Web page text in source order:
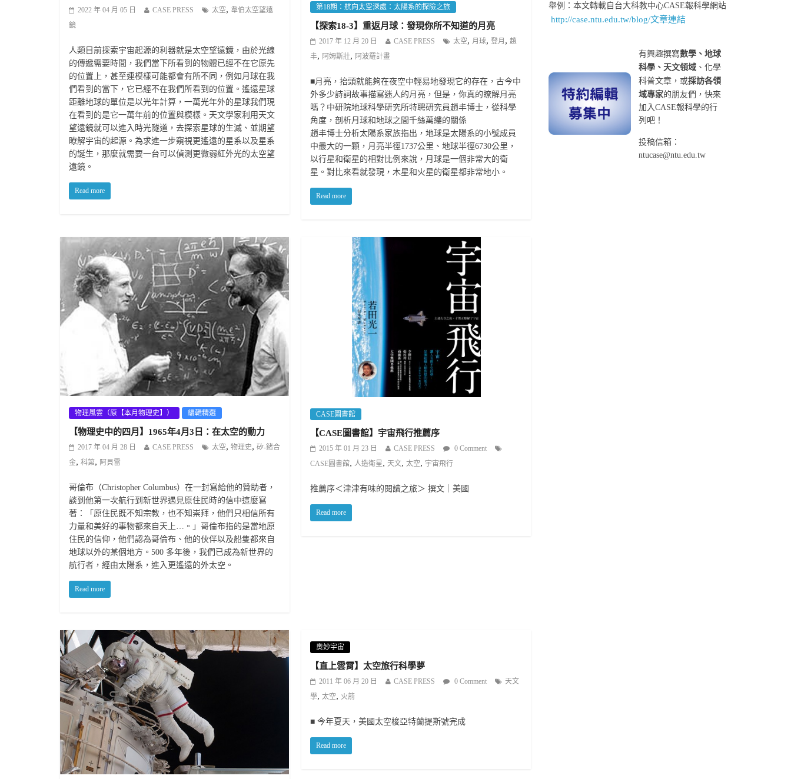
2022 年 04 月 05 日 CASE PRESS 太空, 韋伯太空望遠
鏡
人類目前探索宇宙起源的利器就是太空望遠鏡，由於光線
的傳遞需要時間，我們當下所看到的物體已經不在它原先
的位置上，甚至連模樣可能都會有所不同，例如月球在我
們看到的當下，它已經不在我們所看到的位置。遙遠星球
距離地球的單位是以光年計算，一萬光年外的星球我們現
在看到的是它一萬年前的位置與模樣。天文學家利用天文
望遠鏡就可以進入時光隧道，去探索星球的生滅、並期望
瞭解宇宙的起源。為求進一步窺視更遙遠的星系以及星系
的誕生，那麼就需要一台可以偵測更微弱紅外光的太空望
遠鏡。
Read more
第18期：航向太空深處：太陽系的探險之旅
【探索18-3】重返月球：發現你所不知道的月亮
2017 年 12 月 20 日 CASE PRESS 太空, 月球,登月 ,趙
丰, 阿姆斯壯, 阿波羅計畫
■月亮，抬頭就能夠在夜空中輕易地發現它的存在，古今中
外多少詩詞故事描寫迷人的月亮，但是，你真的瞭解月亮
嗎？中研院地球科學研究所特聘研究員趙丰博士，從科學
角度，剖析月球和地球之間千絲萬縷的關係
趙丰博士分析太陽系家族指出，地球是太陽系的小號成員
中最大的一顆，月亮半徑1737公里、地球半徑6730公里，
以行星和衛星的相對比例來說，月球是一個非常大的衛
星。對比來看就發現，木星和火星的衛星都非常地小。
Read more
物理風雲（原【本月物理史】） 編輯精選
【物理史中的四月】1965年4月3日：在太空的動力
2017 年 04 月 28 日 CASE PRESS 太空, 物理史, 矽-鍺合
金, 科第, 阿貝雷
哥倫布（Christopher Columbus）在一封寫給他的贊助者，
談到他第一次航行到新世界遇見原住民時的信中這麼寫
著：「原住民既不知宗教，也不知崇拜，他們只相信所有
力量和美好的事物都來自天上…。」哥倫布指的是當地原
住民的信仰，他們認為哥倫布、他的伙伴以及船隻都來自
地球以外的某個地方。500 多年後，我們已成為新世界的
航行者，經由太陽系，進入更遙遠的外太空。
Read more
CASE圖書館
【CASE圖書館】宇宙飛行推薦序
2015 年 01 月 23 日 CASE PRESS
0 Comment
CASE圖書館, 人造衛星, 天文,太空, 宇宙飛行
推薦序＜津津有味的閱讀之旅＞ 撰文｜美國
Read more
奧妙宇宙
【直上雲霄】太空旅行科學夢
2011 年 06 月 20 日 CASE PRESS 0 Comment
天文
學,太空, 火箭
■ 今年夏天，美國太空梭亞特蘭提斯號完成
Read more
舉例：本文轉載自台大科教中心CASE報科學網站
http://case.ntu.edu.tw/blog/文章連結
有興趣撰寫數學、地球
科學、天文領域 、化學
科普文章，或採訪各領
域專家的朋友們，快來
加入CASE報科學的行
列吧！
投稿信箱：
ntucase@ntu.edu.tw